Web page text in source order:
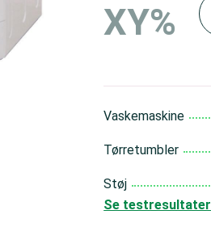
XY%
Vaskemaskine
Tørretumbler
Støj
Se testresultater